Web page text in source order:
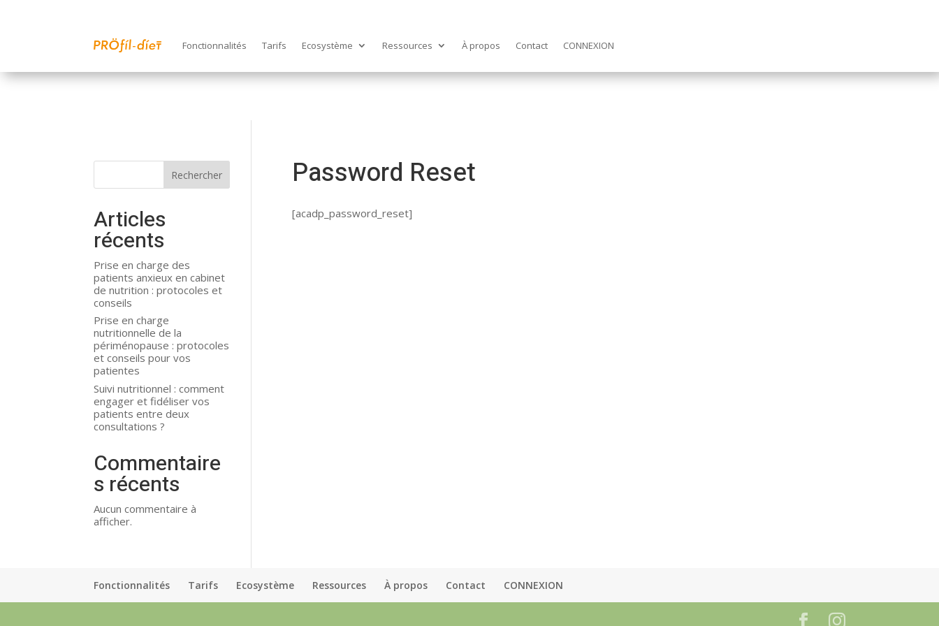
Fonctionnalités Tarifs Ecosystème Ressources À propos Contact CONNEXION
Password Reset
[acadp_password_reset]
Rechercher
Articles
récents
Prise en charge des
patients anxieux en cabinet
de nutrition : protocoles et
conseils
Prise en charge
nutritionnelle de la
périménopause : protocoles
et conseils pour vos
patientes
Suivi nutritionnel : comment
engager et fidéliser vos
patients entre deux
consultations ?
Commentaire
s récents
Aucun commentaire à
afficher.
Fonctionnalités Tarifs Ecosystème Ressources À propos Contact CONNEXION